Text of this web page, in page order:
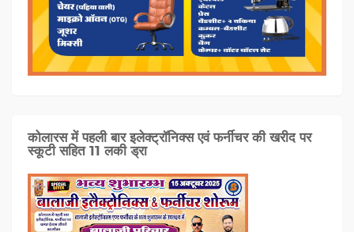
कोलारस में पहली बार इलेक्ट्रॉनिक्स एवं फर्नीचर की खरीद पर
स्कूटी सहित 11 लकी ड्रा